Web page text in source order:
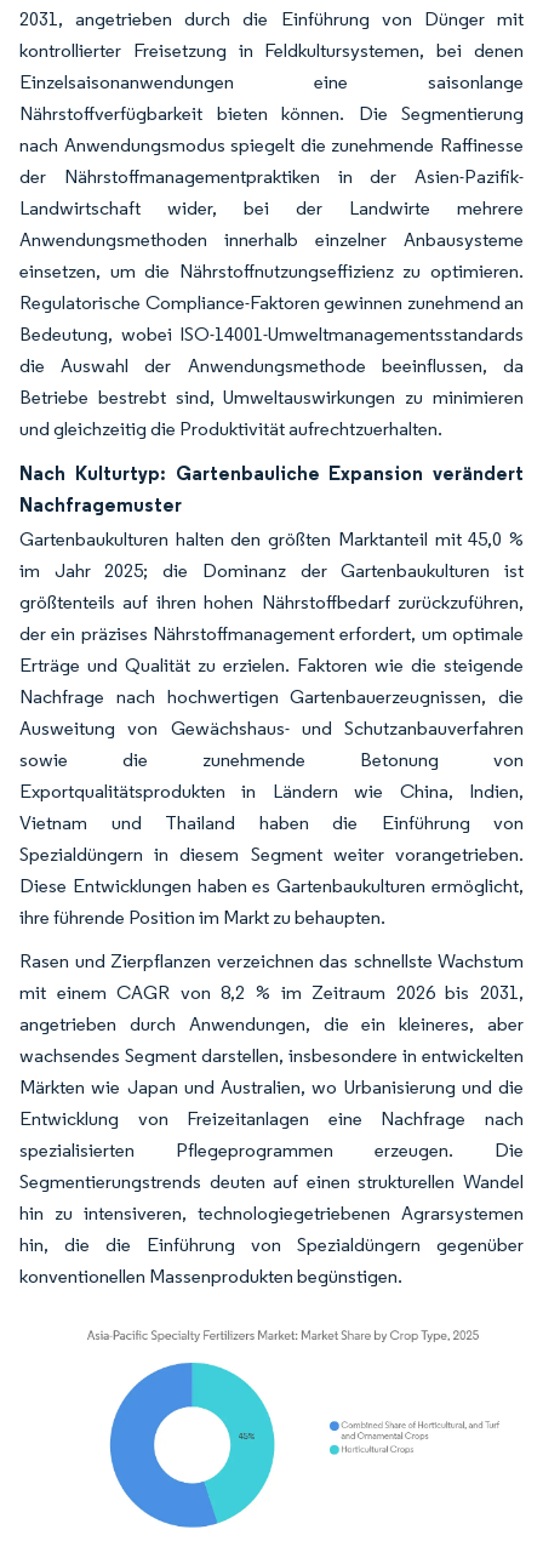
2031, angetrieben durch die Einführung von Dünger mit
kontrollierter Freisetzung in Feldkultursystemen, bei denen
Einzelsaisonanwendungen eine saisonlange
Nährstoffverfügbarkeit bieten können. Die Segmentierung
nach Anwendungsmodus spiegelt die zunehmende Raffinesse
der Nährstoffmanagementpraktiken in der Asien-Pazifik-
Landwirtschaft wider, bei der Landwirte mehrere
Anwendungsmethoden innerhalb einzelner Anbausysteme
einsetzen, um die Nährstoffnutzungseffizienz zu optimieren.
Regulatorische Compliance-Faktoren gewinnen zunehmend an
Bedeutung, wobei ISO-14001-Umweltmanagementsstandards
die Auswahl der Anwendungsmethode beeinflussen, da
Betriebe bestrebt sind, Umweltauswirkungen zu minimieren
und gleichzeitig die Produktivität aufrechtzuerhalten.
Nach Kulturtyp: Gartenbauliche Expansion verändert
Nachfragemuster
Gartenbaukulturen halten den größten Marktanteil mit 45,0 %
im Jahr 2025; die Dominanz der Gartenbaukulturen ist
größtenteils auf ihren hohen Nährstoffbedarf zurückzuführen,
der ein präzises Nährstoffmanagement erfordert, um optimale
Erträge und Qualität zu erzielen. Faktoren wie die steigende
Nachfrage nach hochwertigen Gartenbauerzeugnissen, die
Ausweitung von Gewächshaus- und Schutzanbauverfahren
sowie die zunehmende Betonung von
Exportqualitätsprodukten in Ländern wie China, Indien,
Vietnam und Thailand haben die Einführung von
Spezialdüngern in diesem Segment weiter vorangetrieben.
Diese Entwicklungen haben es Gartenbaukulturen ermöglicht,
ihre führende Position im Markt zu behaupten.
Rasen und Zierpflanzen verzeichnen das schnellste Wachstum
mit einem CAGR von 8,2 % im Zeitraum 2026 bis 2031,
angetrieben durch Anwendungen, die ein kleineres, aber
wachsendes Segment darstellen, insbesondere in entwickelten
Märkten wie Japan und Australien, wo Urbanisierung und die
Entwicklung von Freizeitanlagen eine Nachfrage nach
spezialisierten Pflegeprogrammen erzeugen. Die
Segmentierungstrends deuten auf einen strukturellen Wandel
hin zu intensiveren, technologiegetriebenen Agrarsystemen
hin, die die Einführung von Spezialdüngern gegenüber
konventionellen Massenprodukten begünstigen.